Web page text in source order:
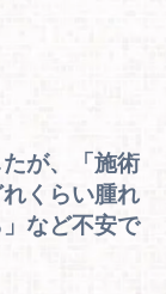
が、「施術
くらい腫れ
など不安で